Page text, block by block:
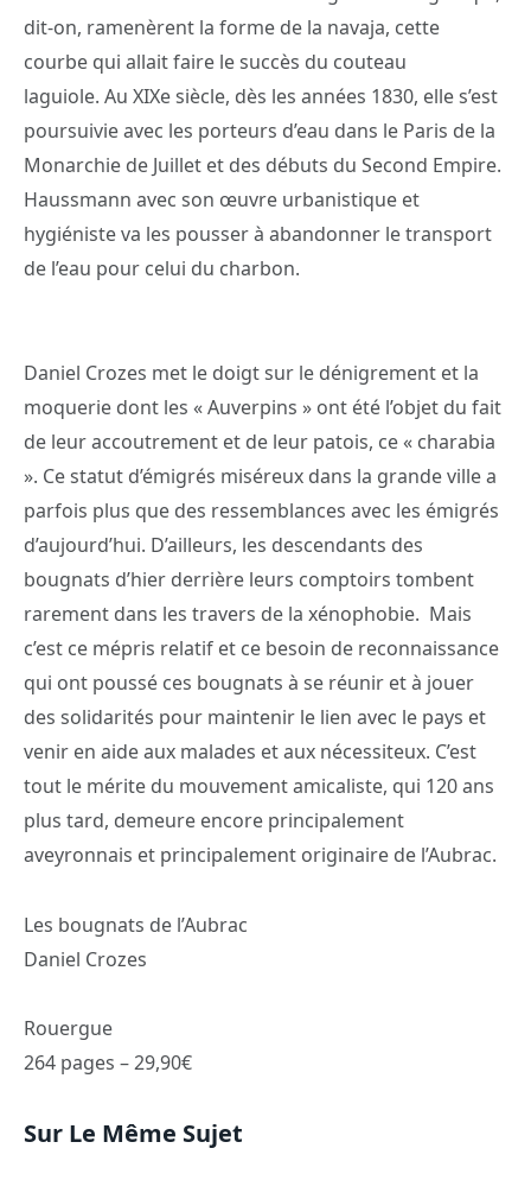
dit-on, ramenèrent la forme de la navaja, cette
courbe qui allait faire le succès du couteau
laguiole. Au XIXe siècle, dès les années 1830, elle s’est
poursuivie avec les porteurs d’eau dans le Paris de la
Monarchie de Juillet et des débuts du Second Empire.
Haussmann avec son œuvre urbanistique et
hygiéniste va les pousser à abandonner le transport
de l’eau pour celui du charbon.
Daniel Crozes met le doigt sur le dénigrement et la
moquerie dont les « Auverpins » ont été l’objet du fait
de leur accoutrement et de leur patois, ce « charabia
». Ce statut d’émigrés miséreux dans la grande ville a
parfois plus que des ressemblances avec les émigrés
d’aujourd’hui. D’ailleurs, les descendants des
bougnats d’hier derrière leurs comptoirs tombent
rarement dans les travers de la xénophobie. Mais
c’est ce mépris relatif et ce besoin de reconnaissance
qui ont poussé ces bougnats à se réunir et à jouer
des solidarités pour maintenir le lien avec le pays et
venir en aide aux malades et aux nécessiteux. C’est
tout le mérite du mouvement amicaliste, qui 120 ans
plus tard, demeure encore principalement
aveyronnais et principalement originaire de l’Aubrac.
Les bougnats de l’Aubrac
Daniel Crozes
Rouergue
264 pages – 29,90€
Sur Le Même Sujet